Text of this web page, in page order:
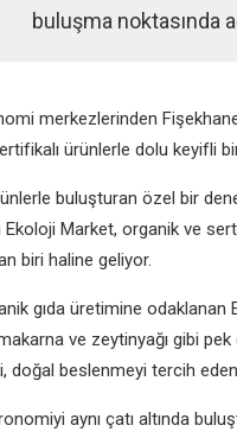
buluşma noktasında
merkezlerinden
ürünlerle dolu keyifli
buluşturan özel bir
Market, organik ve
biri haline geliyor.
gıda üretimine
ve zeytinyağı gibi
doğal beslenmeyi tercih
aynı çatı altında